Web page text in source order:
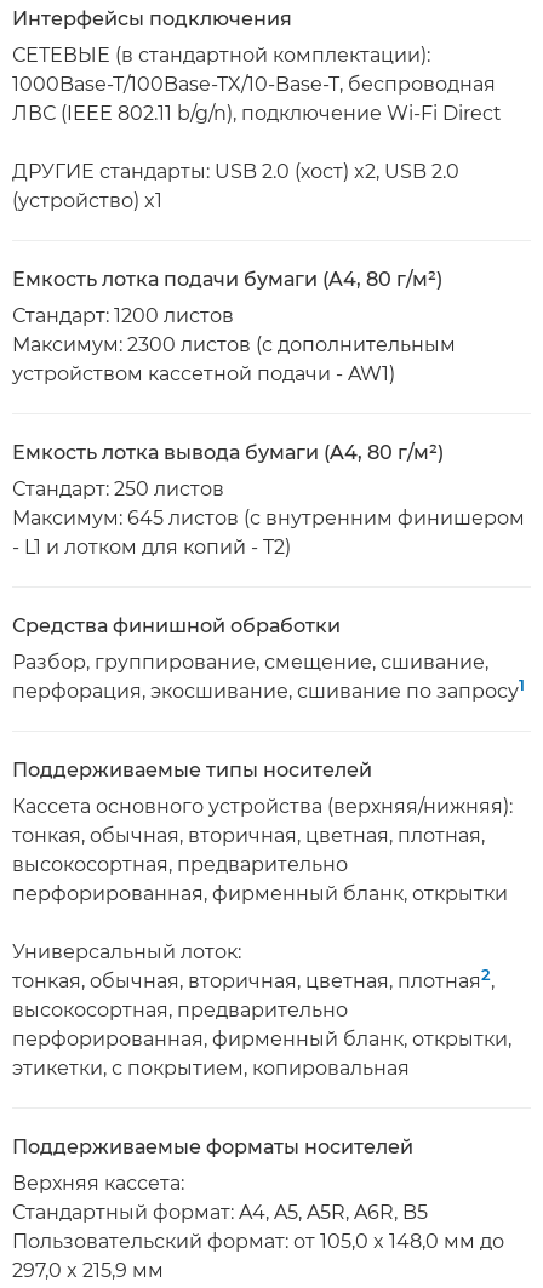
Интерфейсы подключения
СЕТЕВЫЕ (в стандартной комплектации):
1000Base-T/100Base-TX/10-Base-T, беспроводная
ЛВС (IEEE 802.11 b/g/n), подключение Wi-Fi Direct
ДРУГИЕ стандарты: USB 2.0 (хост) x2, USB 2.0
(устройство) x1
Емкость лотка подачи бумаги (A4, 80 г/м²)
Стандарт: 1200 листов
Максимум: 2300 листов (с дополнительным
устройством кассетной подачи - AW1)
Емкость лотка вывода бумаги (A4, 80 г/м²)
Стандарт: 250 листов
Максимум: 645 листов (с внутренним финишером
- L1 и лотком для копий - T2)
Средства финишной обработки
Разбор, группирование, смещение, сшивание,
перфорация, экосшивание, сшивание по запросу1
Поддерживаемые типы носителей
Кассета основного устройства (верхняя/нижняя):
тонкая, обычная, вторичная, цветная, плотная,
высокосортная, предварительно
перфорированная, фирменный бланк, открытки
Универсальный лоток:
тонкая, обычная, вторичная, цветная, плотная2,
высокосортная, предварительно
перфорированная, фирменный бланк, открытки,
этикетки, с покрытием, копировальная
Поддерживаемые форматы носителей
Верхняя кассета:
Стандартный формат: A4, A5, A5R, A6R, B5
Пользовательский формат: от 105,0 x 148,0 мм до
297,0 x 215,9 мм